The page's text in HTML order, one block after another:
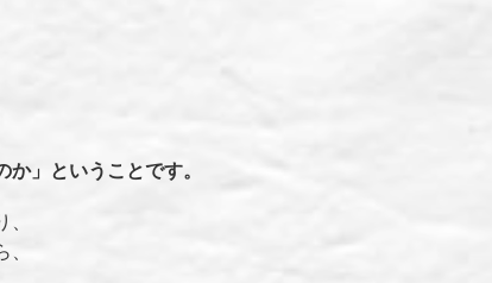
か」ということです。